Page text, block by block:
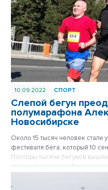
10.09.2022 СПОРТ
Слепой бегун
полумарафона
Новосибирске
Около 15 тысяч человек стали
фестиваля бега, который 10
Полторы тысячи бегунов
памяти Александра Раевича,
даже небольшого отрезка